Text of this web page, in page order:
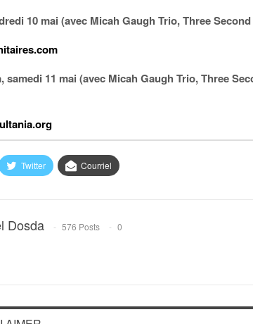
10 mai (avec Micah Gaugh Trio, Three
11 mai (avec Micah Gaugh Trio, Three
Twitter Courriel
Dosda 576 Posts
0